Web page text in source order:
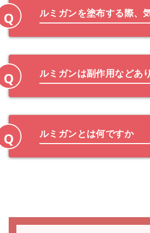
Q ルミガンを塗布する際、
Q ルミガンは副作用などあ
Q ルミガンとは何ですか